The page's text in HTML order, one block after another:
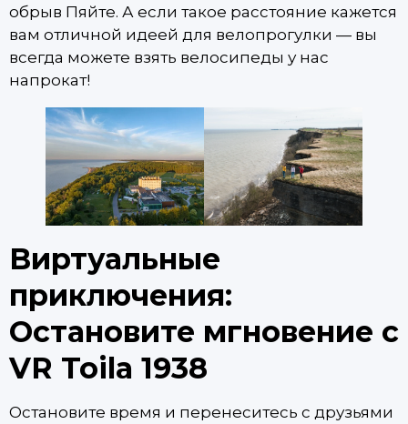
обрыв Пяйте. А если такое расстояние кажется
вам отличной идеей для велопрогулки — вы
всегда можете взять велосипеды у нас
напрокат!
Виртуальные
приключения:
Остановите мгновение с
VR Toila 1938
Остановите время и перенеситесь с друзьями